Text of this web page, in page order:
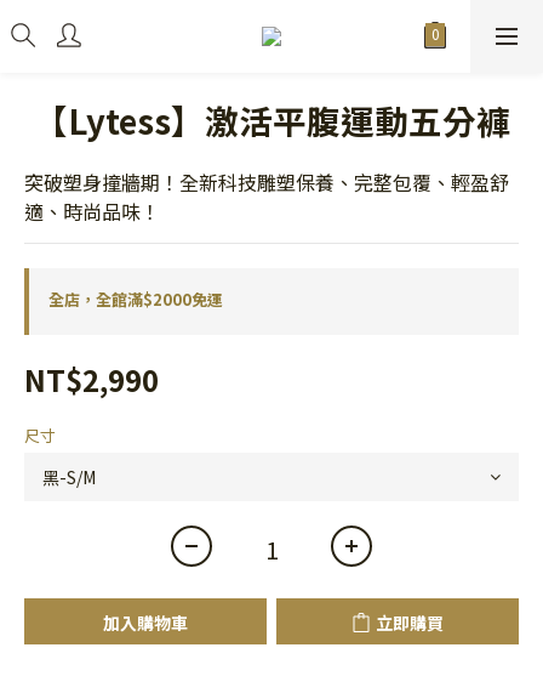
【Lytess】激活平腹運動五分褲
突破塑身撞牆期！全新科技雕塑保養、完整包覆、輕盈舒
適、時尚品味！
全店，全館滿$2000免運
NT$2,990
尺寸
加入購物車 立即購買